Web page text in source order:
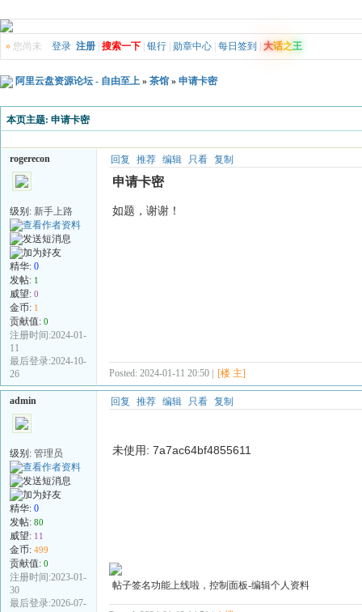
» 您尚未 登录 注册 搜索一下 银行 勋章中心 每日签到 大话之王
阿里云盘资源论坛 - 自由至上 » 茶馆 » 申请卡密
本页主题: 申请卡密
rogerecon
级别: 新手上路
精华: 0
发帖: 1
威望: 0
金币: 1
贡献值: 0
注册时间:2024-01-
11
最后登录:2024-10-
26
回复 推荐 编辑 只看 复制
申请卡密
如题，谢谢！
Posted: 2024-01-11 20:50 | [楼 主]
admin
级别: 管理员
精华: 0
发帖: 80
威望: 11
金币: 499
贡献值: 0
注册时间:2023-01-
30
最后登录:2026-07-
回复 推荐 编辑 只看 复制
未使用: 7a7ac64bf4855611
帖子签名功能上线啦，控制面板-编辑个人资料